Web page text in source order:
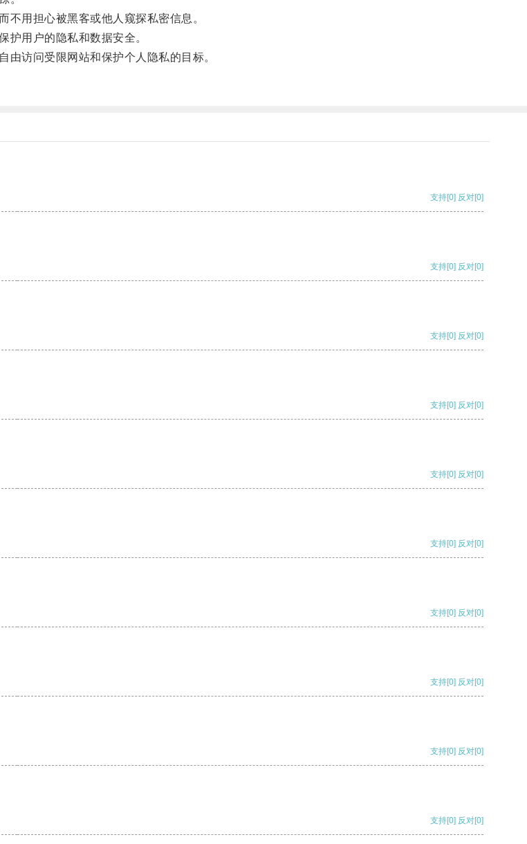
用担心被黑客或他人窥探私密信息。
用户的隐私和数据安全。
访问受限网站和保护个人隐私的目标。
支持[0] 反对[0]
支持[0] 反对[0]
支持[0] 反对[0]
支持[0] 反对[0]
支持[0] 反对[0]
支持[0] 反对[0]
支持[0] 反对[0]
支持[0] 反对[0]
支持[0] 反对[0]
支持[0] 反对[0]